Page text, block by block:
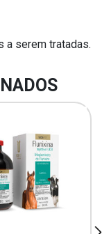
a serem tratadas.